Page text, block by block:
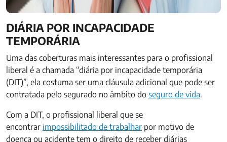
DIÁRIA POR INCAPACIDADE
TEMPORÁRIA
Uma das coberturas mais interessantes para o profissional
liberal é a chamada “diária por incapacidade temporária
(DIT)”, ela costuma ser uma cláusula adicional que pode ser
contratada pelo segurado no âmbito do seguro de vida.
Com a DIT, o profissional liberal que se
encontrar impossibilitado de trabalhar por motivo de
doença ou acidente tem o direito de receber diárias